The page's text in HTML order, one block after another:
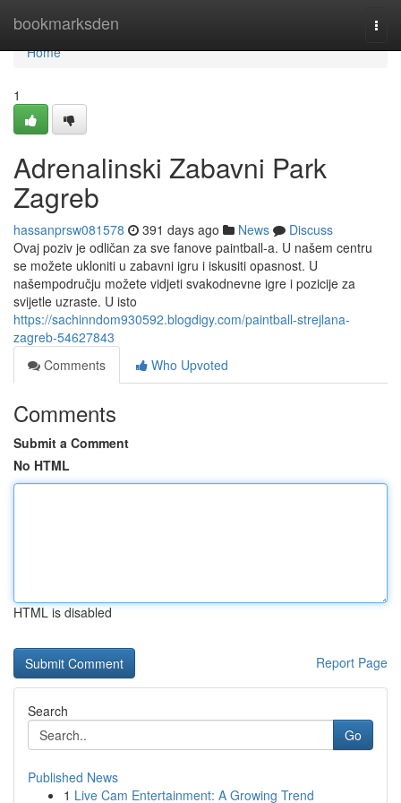
bookmarksden
Home
Home
1
Adrenalinski Zabavni Park
Zagreb
hassanprsw081578 391 days ago News
Discuss
Ovaj poziv je odličan za sve fanove paintball-a. U našem centru
se možete ukloniti u zabavni igru i iskusiti opasnost. U
našempodručju možete vidjeti svakodnevne igre i pozicije za
svijetle uzraste. U isto
https://sachinndom930592.blogdigy.com/paintball-strejlana-
zagreb-54627843
Comments
Who Upvoted
Comments
Submit a Comment
No HTML
HTML is disabled
Report Page
Search
Go
Published News
1 Live Cam Entertainment: A Growing Trend